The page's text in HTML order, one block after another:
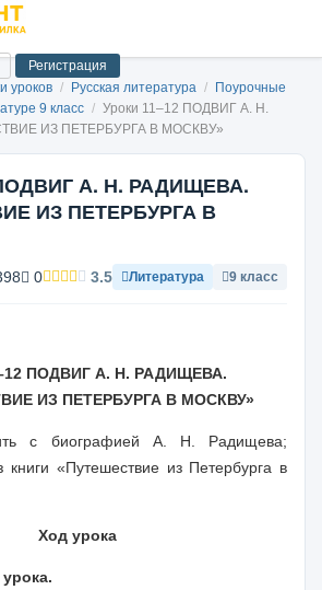
Регистрация
уроков / Русская литература /
Поурочные
9 класс / Уроки 11–12 ПОДВИГ А. Н.
ИЗ ПЕТЕРБУРГА В МОСКВУ»
А. Н. РАДИЩЕВА.
ИЗ ПЕТЕРБУРГА В
0 3.5 Литература 9 класс
ПОДВИГ А. Н. РАДИЩЕВА.
ИЗ ПЕТЕРБУРГА В МОСКВУ»
с биографией А. Н. Радищева;
книги «Путешествие из Петербурга в
Ход урока